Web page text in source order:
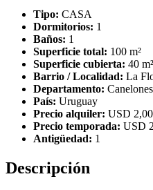
Tipo: CASA
Dormitorios: 1
Baños: 1
Superficie total: 100 m²
Superficie cubierta: 40 m²
Barrio / Localidad: La
Departamento: Canelones
País: Uruguay
Precio alquiler: USD
Precio temporada: USD
Antigüedad: 1
Descripción